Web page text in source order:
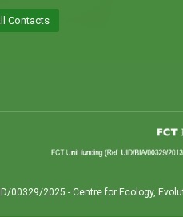
Contacts
00329/2025 - Centre for Ecology,